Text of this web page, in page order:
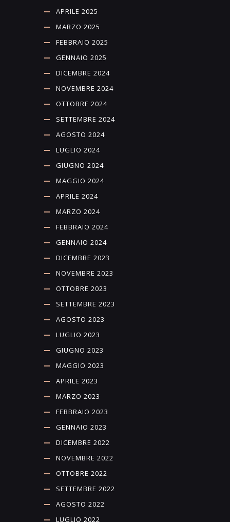
APRILE 2025
MARZO 2025
FEBBRAIO 2025
GENNAIO 2025
DICEMBRE 2024
NOVEMBRE 2024
OTTOBRE 2024
SETTEMBRE 2024
AGOSTO 2024
LUGLIO 2024
GIUGNO 2024
MAGGIO 2024
APRILE 2024
MARZO 2024
FEBBRAIO 2024
GENNAIO 2024
DICEMBRE 2023
NOVEMBRE 2023
OTTOBRE 2023
SETTEMBRE 2023
AGOSTO 2023
LUGLIO 2023
GIUGNO 2023
MAGGIO 2023
APRILE 2023
MARZO 2023
FEBBRAIO 2023
GENNAIO 2023
DICEMBRE 2022
NOVEMBRE 2022
OTTOBRE 2022
SETTEMBRE 2022
AGOSTO 2022
LUGLIO 2022